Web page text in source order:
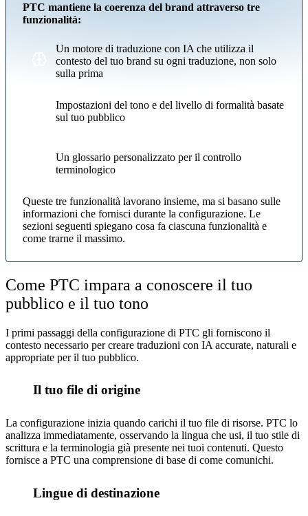
PTC mantiene la coerenza del brand attraverso tre
funzionalità:
Un motore di traduzione con IA che utilizza il
contesto del tuo brand su ogni traduzione, non solo
sulla prima
Impostazioni del tono e del livello di formalità basate
sul tuo pubblico
Un glossario personalizzato per il controllo
terminologico
Queste tre funzionalità lavorano insieme, ma si basano sulle
informazioni che fornisci durante la configurazione. Le
sezioni seguenti spiegano cosa fa ciascuna funzionalità e
come trarne il massimo.
Come PTC impara a conoscere il tuo
pubblico e il tuo tono
I primi passaggi della configurazione di PTC gli forniscono il
contesto necessario per creare traduzioni con IA accurate, naturali e
appropriate per il tuo pubblico.
Il tuo file di origine
La configurazione inizia quando carichi il tuo file di risorse. PTC lo
analizza immediatamente, osservando la lingua che usi, il tuo stile di
scrittura e la terminologia già presente nei tuoi contenuti. Questo
fornisce a PTC una comprensione di base di come comunichi.
Lingue di destinazione